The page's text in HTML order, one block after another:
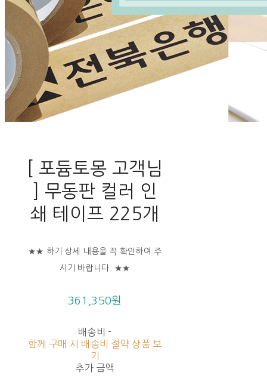
[ 포듐토몽 고객님
] 무동판 컬러 인
쇄 테이프 225개
★★ 하기 상세 내용을 꼭 확인하여 주
시기 바랍니다. ★★
361,350원
배송비 -
함께 구매 시 배송비 절약 상품 보
기
추가 금액